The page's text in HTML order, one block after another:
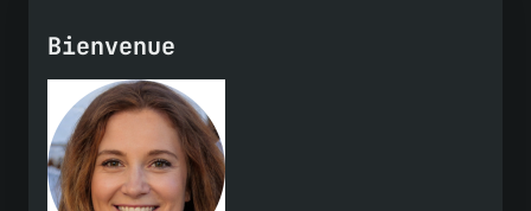
Bienvenue